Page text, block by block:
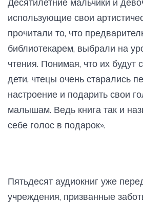
использующие свои
прочитали то, что
библиотекарем, выбрали на
чтения. Понимая, что их будут
дети, чтецы очень старались
настроение и подарить свои
малышам. Ведь книга так и
себе голос в подарок».
Пятьдесят аудиокниг уже
учреждения, призванные